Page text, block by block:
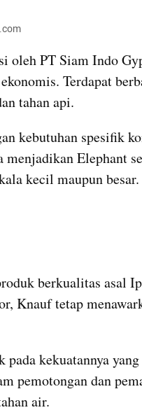
oleh PT Siam Indo
Terdapat
tahan api.
kebutuhan spesifik
menjadikan Elephant
kecil maupun besar.
berkualitas asal
Knauf tetap
kekuatannya
pemotongan dan
air.